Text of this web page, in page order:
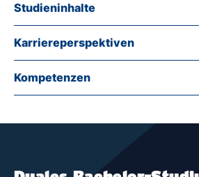
Studieninhalte
Karriereperspektiven
Kompetenzen